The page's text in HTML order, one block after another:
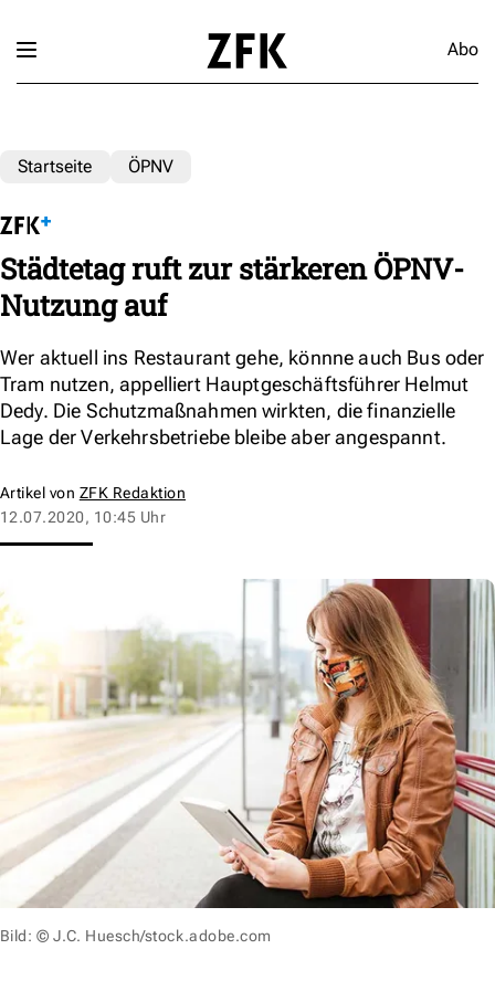
Abo
Startseite ÖPNV
Städtetag ruft zur stärkeren ÖPNV-
Nutzung auf
Wer aktuell ins Restaurant gehe, könnne auch Bus oder
Tram nutzen, appelliert Hauptgeschäftsführer Helmut
Dedy. Die Schutzmaßnahmen wirkten, die finanzielle
Lage der Verkehrsbetriebe bleibe aber angespannt.
Artikel von ZFK Redaktion
12.07.2020, 10:45 Uhr
Bild: © J.C. Huesch/stock.adobe.com